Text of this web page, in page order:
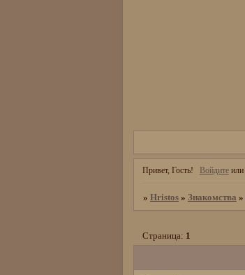
Привет, Гость! Войдитеили
» Hristos » Знакомства »
Страница: 1